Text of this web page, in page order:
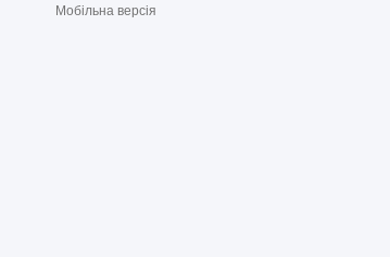
Мобільна версія